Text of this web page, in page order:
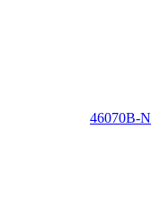
46070B-N